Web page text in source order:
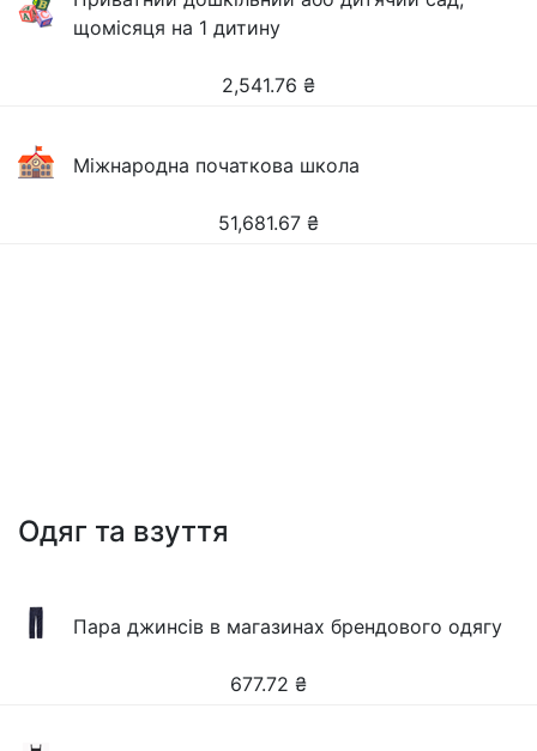
щомісяця на 1 дитину
2,541.76 ₴
Міжнародна початкова школа
51,681.67 ₴
Одяг та взуття
Пара джинсів в магазинах брендового одягу
677.72 ₴